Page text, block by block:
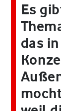
Es
das